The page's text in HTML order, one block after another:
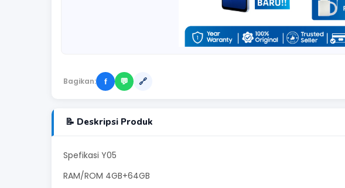
Bagikan: f 💬 🔗
📝 Deskripsi Produk
Spefikasi Y05
RAM/ROM 4GB+64GB